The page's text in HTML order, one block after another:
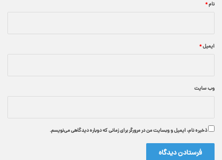
نام*
ایمیل*
وب‌ سایت
ذخیره نام، ایمیل و وبسایت من در مرورگر برای زمانی که دوباره دیدگاهی می‌نویسم.